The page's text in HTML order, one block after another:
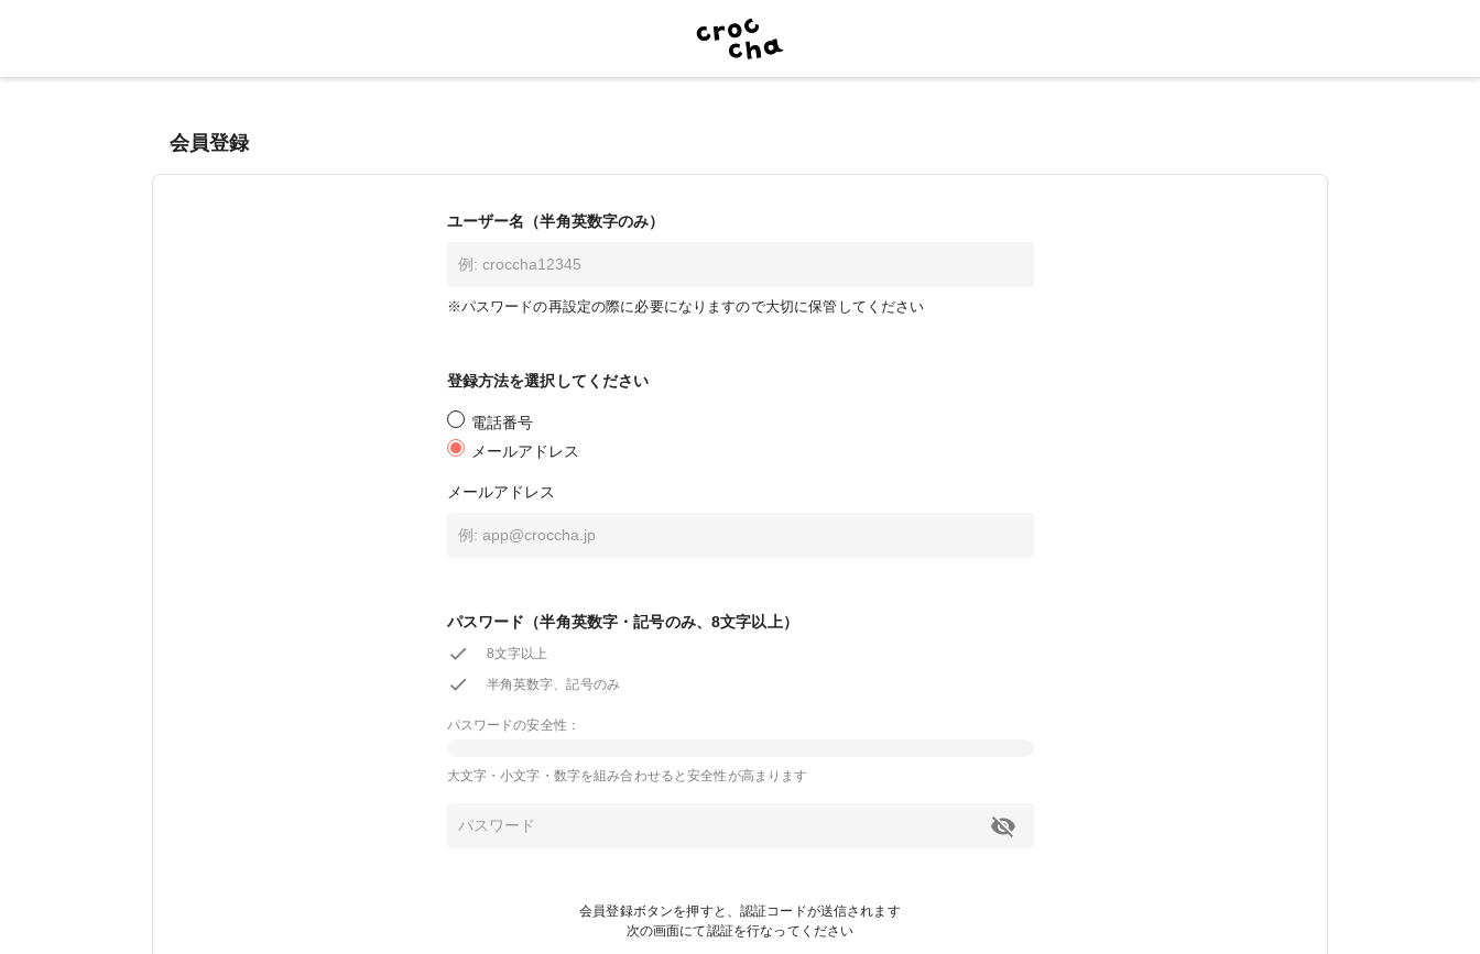
会員登録
ユーザー名（半角英数字のみ）
※パスワードの再設定の際に必要になりますので大切に保管してください
登録方法を選択してください
電話番号
メールアドレス
メールアドレス
パスワード（半角英数字・記号のみ、8文字以上）
8文字以上
半角英数字、記号のみ
パスワードの安全性：
大文字・小文字・数字を組み合わせると安全性が高まります
会員登録ボタンを押すと、認証コードが送信されます
次の画面にて認証を行なってください